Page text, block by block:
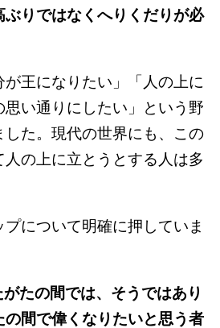
ぶりではなくへりくだりが必
王になりたい」「人の上に
い通りにしたい」という野
た。現代の世界にも、この
の上に立とうとする人は多
について明確に押していま
たの間では、そうではあり
の間で偉くなりたいと思う者